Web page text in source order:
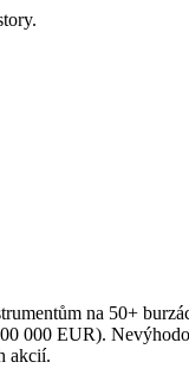
na 50+
000 EUR).
akcií.